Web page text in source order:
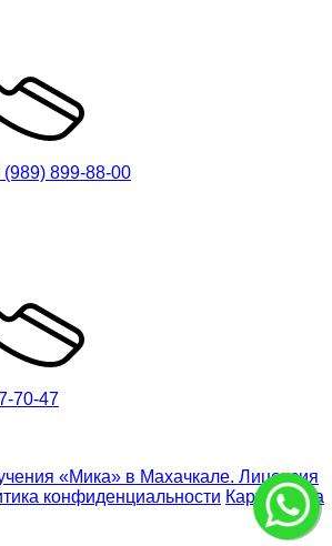
(989) 899-88-00
70-47
«Мика» в Махачкале. Лицензия
конфиденциальности Карта сайта